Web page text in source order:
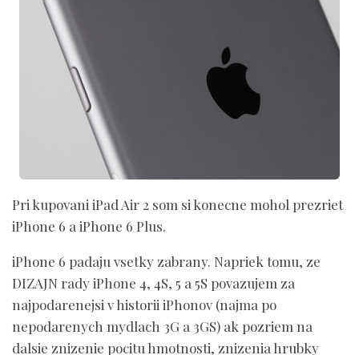
Pri kupovani iPad Air 2 som si konecne mohol prezriet
iPhone 6 a iPhone 6 Plus.
iPhone 6 padaju vsetky zabrany. Napriek tomu, ze
DIZAJN rady iPhone 4, 4S, 5 a 5S povazujem za
najpodarenejsi v historii iPhonov (najma po
nepodarenych mydlach 3G a 3GS) ak pozriem na
dalsie znizenie pocitu hmotnosti, znizenia hrubky